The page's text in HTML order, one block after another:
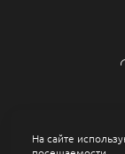
На сайте